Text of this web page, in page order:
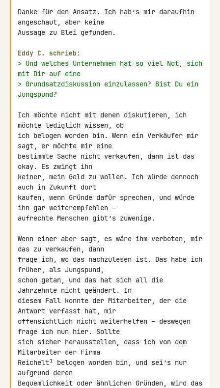
Danke für den Ansatz. Ich hab’s mir daraufhin
angeschaut, aber keine
Aussage zu Blei gefunden.
Eddy C. schrieb:
> Und welches Unternehmen hat so viel Not, sich
mit Dir auf eine
> Grundsatzdiskussion einzulassen? Bist Du ein
Jungspund?
Ich möchte nicht mit denen diskutieren, ich
möchte lediglich wissen, ob
ich belogen worden bin. Wenn ein Verkäufer mir
sagt, er möchte mir eine
bestimmte Sache nicht verkaufen, dann ist das
okay. Es zwingt ihn
keiner, mein Geld zu wollen. Ich würde dennoch
auch in Zukunft dort
kaufen, wenn Gründe dafür sprechen, und würde
ihn gar weiterempfehlen –
aufrechte Menschen gibt’s zuwenige.
Wenn einer aber sagt, es wäre ihm verboten, mir
das zu verkaufen, dann
frage ich, wo das nachzulesen ist. Das habe ich
früher, als Jungspund,
schon getan, und das hat sich all die
Jahrzehnte nicht geändert. In
diesem Fall konnte der Mitarbeiter, der die
Antwort verfasst hat, mir
offensichtlich nicht weiterhelfen – deswegen
frage ich nun hier. Sollte
sich sicher herausstellen, dass ich von dem
Mitarbeiter der Firma
Rei​chelt¹ belogen worden bin, und sei’s nur
aufgrund deren
Bequemlichkeit oder ähnlichen Gründen, wird das